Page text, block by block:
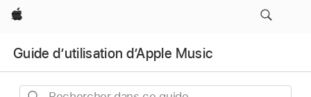
Apple
Guide d’utilisation d’Apple Music